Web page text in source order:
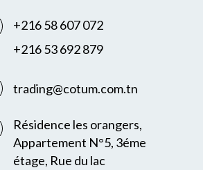
+216 58 607 072
+216 53 692 879
trading@cotum.com.tn
Résidence les orangers,
Appartement N°5, 3éme
étage, Rue du lac